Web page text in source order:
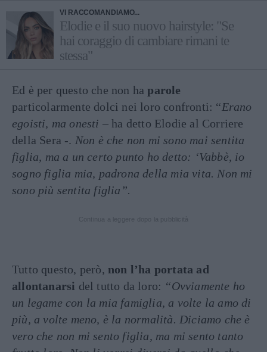
VI RACCOMANDIAMO...
Elodie e il suo nuovo hairstyle: "Se
hai coraggio di cambiare rimani te
stessa"
Ed è per questo che non haparole
particolarmente dolci nei loro confronti: “Erano
egoisti, ma onesti – ha detto Elodie al Corriere
della Sera -. Non è che non mi sono mai sentita
figlia, ma a un certo punto ho detto: ‘Vabbè, io
sogno figlia mia, padrona della mia vita. Non mi
sono più sentita figlia”.
Tutto questo, però, non l’ha portata ad
allontanarsi del tutto da loro: “Ovviamente ho
un legame con la mia famiglia, a volte la amo di
più, a volte meno, è la normalità. Diciamo che è
vero che non mi sento figlia, ma mi sento tanto